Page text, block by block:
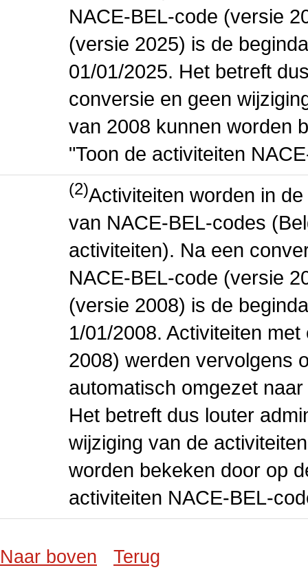
NACE-BEL-code (versie
(versie 2025) is de
01/01/2025. Het betreft
conversie en geen
van 2008 kunnen worden
"Toon de activiteiten
(2)Activiteiten worden in
van NACE-BEL-codes
activiteiten). Na een
NACE-BEL-code (versie
(versie 2008) is de
1/01/2008. Activiteiten
2008) werden vervolgens
automatisch omgezet
Het betreft dus louter
wijziging van de
worden bekeken door op
activiteiten NACE-BEL-
Naar boven Terug